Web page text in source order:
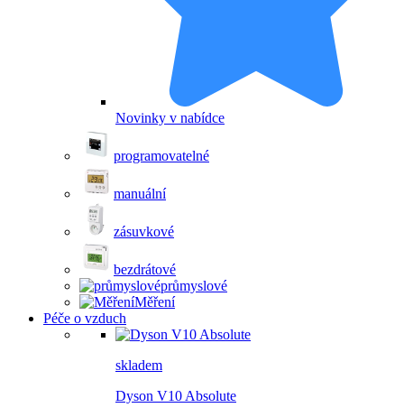
Novinky v nabídce
programovatelné
manuální
zásuvkové
bezdrátové
průmyslové
Měření
Péče o vzduch
skladem
Dyson V10 Absolute